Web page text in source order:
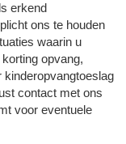
erkend
ons te houden
waarin u
opvang,
kinderopvangtoeslag
contact met ons
voor eventuele